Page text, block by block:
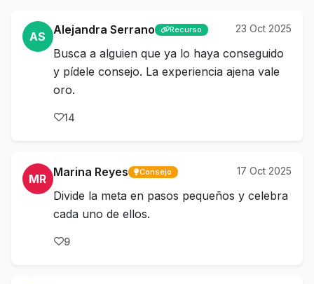
AS Alejandra Serrano Recurso 23 Oct 2025
Busca a alguien que ya lo haya conseguido
y pídele consejo. La experiencia ajena vale
oro.
14
MR Marina Reyes Consejo 17 Oct 2025
Divide la meta en pasos pequeños y celebra
cada uno de ellos.
9